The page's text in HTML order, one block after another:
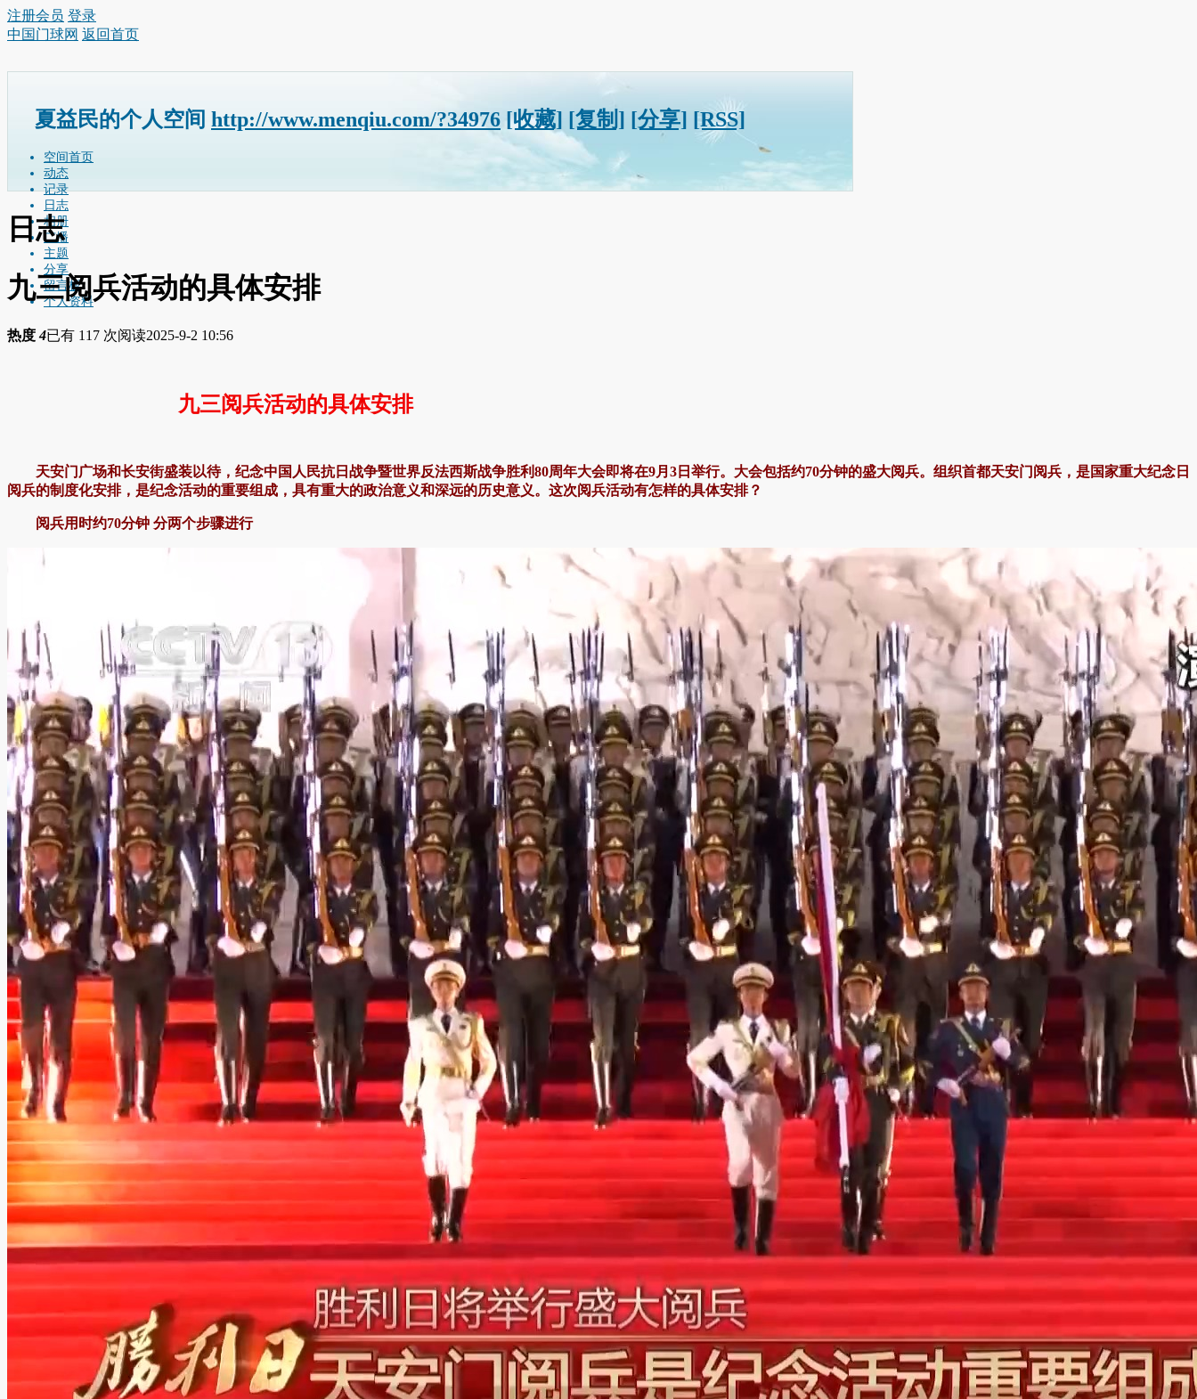
注册会员 登录
中国门球网 返回首页
夏益民的个人空间 http://www.menqiu.com/?34976 [收藏] [复制] [分享] [RSS]
空间首页
动态
记录
日志
相册
广播
主题
分享
留言板
个人资料
日志
九三阅兵活动的具体安排
热度4已有 117 次阅读2025-9-2 10:56
九三阅兵活动的具体安排
天安门广场和长安街盛装以待，纪念中国人民抗日战争暨世界反法西斯战争胜利80周年大会即将在9月3日举行。大会包括约70分钟的盛大阅兵。组织首都天安门阅兵，是国家重大纪念日
阅兵的制度化安排，是纪念活动的重要组成，具有重大的政治意义和深远的历史意义。这次阅兵活动有怎样的具体安排？
阅兵用时约70分钟 分两个步骤进行